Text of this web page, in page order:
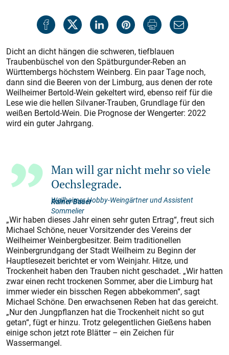
Dicht an dicht hängen die schweren, tiefblauen
Traubenbüschel von den Spätburgunder-Reben an
Württembergs höchstem Weinberg. Ein paar Tage noch,
dann sind die Beeren von der Limburg, aus denen der rote
Weilheimer Bertold-Wein gekeltert wird, ebenso reif für die
Lese wie die hellen Silvaner-Trauben, Grundlage für den
weißen Bertold-Wein. Die Prognose der Wengerter: 2022
wird ein guter Jahrgang.
Man will gar nicht mehr so viele
Oechslegrade.
Rainer Bauer
Weilheimer Hobby-Weingärtner und Assistent
Sommelier
„Wir haben dieses Jahr einen sehr guten Ertrag“, freut sich
Michael Schöne, neuer Vorsitzender des Vereins der
Weilheimer Weinbergbesitzer. Beim traditionellen
Weinbergrundgang der Stadt Weilheim zu Beginn der
Hauptlesezeit berichtet er vom Weinjahr. Hitze, und
Trockenheit haben den Trauben nicht geschadet. „Wir hatten
zwar einen recht trockenen Sommer, aber die Limburg hat
immer wieder ein bisschen Regen abbekommen“, sagt
Michael Schöne. Den erwachsenen Reben hat das gereicht.
„Nur den Jungpflanzen hat die Trockenheit nicht so gut
getan“, fügt er hinzu. Trotz gelegentlichen Gießens haben
einige schon jetzt rote Blätter – ein Zeichen für
Wassermangel.